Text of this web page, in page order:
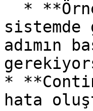
sistemde
adımın
*
hata